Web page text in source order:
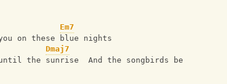
Em7
on these blue nights
Dmaj7
the sunrise  And the songbirds be waking up